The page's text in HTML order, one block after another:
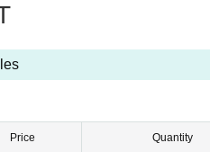
loss.
(acts of taking up space other than
In addition, please note that if
or immediately dismissed.
Price Quantity